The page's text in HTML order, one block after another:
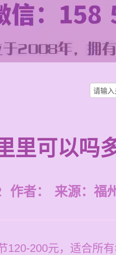
里可以吗
作者： 来源： 福
200元，适合所有